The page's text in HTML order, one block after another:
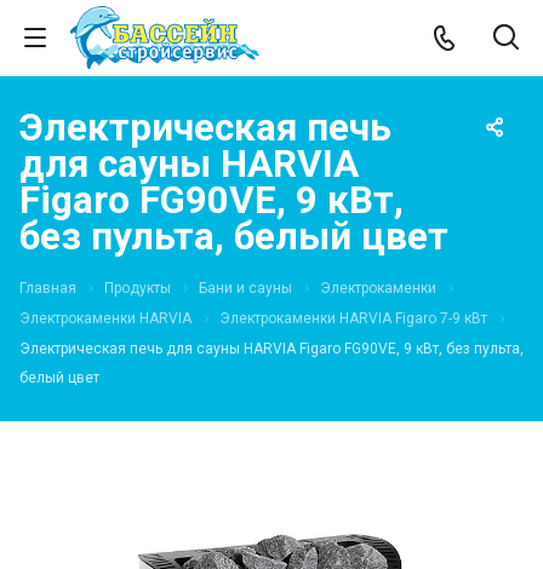
Электрическая печь
для сауны HARVIA
Figaro FG90VE, 9 кВт,
без пульта, белый цвет
Главная Продукты Бани и сауны
Электрокаменки
Электрокаменки HARVIA
Электрокаменки HARVIA Figaro 7-9 кВт
Электрическая печь для сауны HARVIA Figaro FG90VE, 9 кВт, без пульта,
белый цвет